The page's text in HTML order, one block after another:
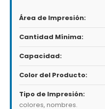
Área de Impresión:
Cantidad Mínima:
Capacidad:
Color del Producto:
Tipo de Impresión:
colores, nombres.